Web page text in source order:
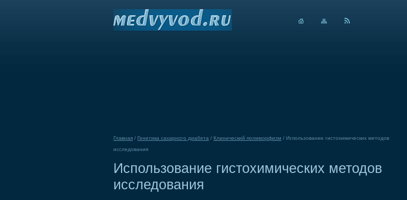
Главная / Генетика сахарного диабета / Клинический полиморфизм / Использование гистохимических методов
исследования
Использование гистохимических методов
исследования